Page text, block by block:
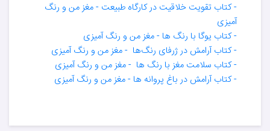
- کتاب تقویت خلاقیت در کارگاه طبیعت - مغز من و رنگ
آمیزی
- کتاب یوگا با رنگ ها - مغز من و رنگ آمیزی
- کتاب آرامش در ژرفای رنگ‌ها - مغز من و رنگ آمیزی
- کتاب سلامت مغز با رنگ ها - مغز من و رنگ آمیزی
- کتاب آرامش در باغ پروانه ها - مغز من و رنگ آمیزی